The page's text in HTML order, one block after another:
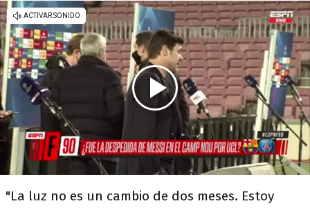
"La luz no es un cambio de dos meses. Estoy